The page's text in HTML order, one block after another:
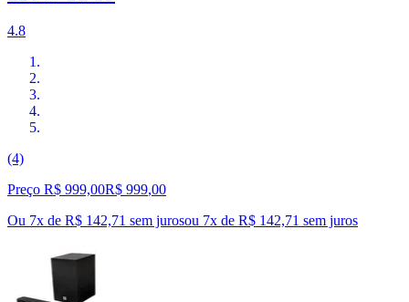
4.8
(4)
Preço R$ 999,00R$ 999,00
Ou 7x de R$ 142,71 sem jurosou 7x de R$ 142,71 sem juros